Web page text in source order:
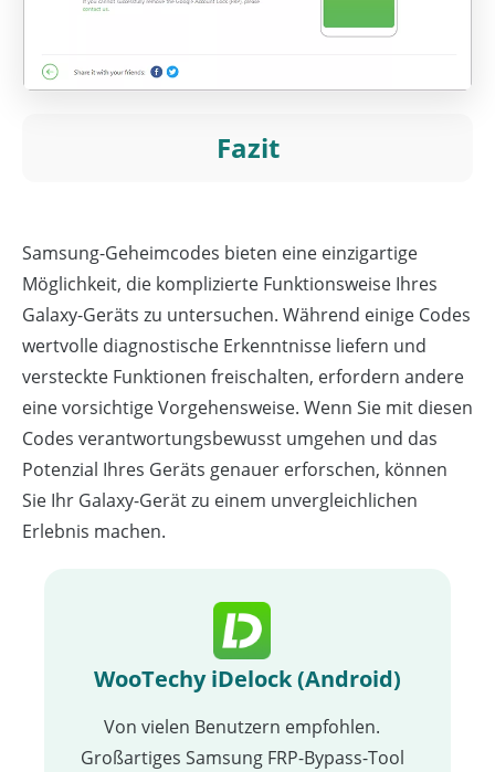
Fazit
Samsung-Geheimcodes bieten eine einzigartige
Möglichkeit, die komplizierte Funktionsweise Ihres
Galaxy-Geräts zu untersuchen. Während einige Codes
wertvolle diagnostische Erkenntnisse liefern und
versteckte Funktionen freischalten, erfordern andere
eine vorsichtige Vorgehensweise. Wenn Sie mit diesen
Codes verantwortungsbewusst umgehen und das
Potenzial Ihres Geräts genauer erforschen, können
Sie Ihr Galaxy-Gerät zu einem unvergleichlichen
Erlebnis machen.
WooTechy iDelock (Android)
Von vielen Benutzern empfohlen.
Großartiges Samsung FRP-Bypass-Tool